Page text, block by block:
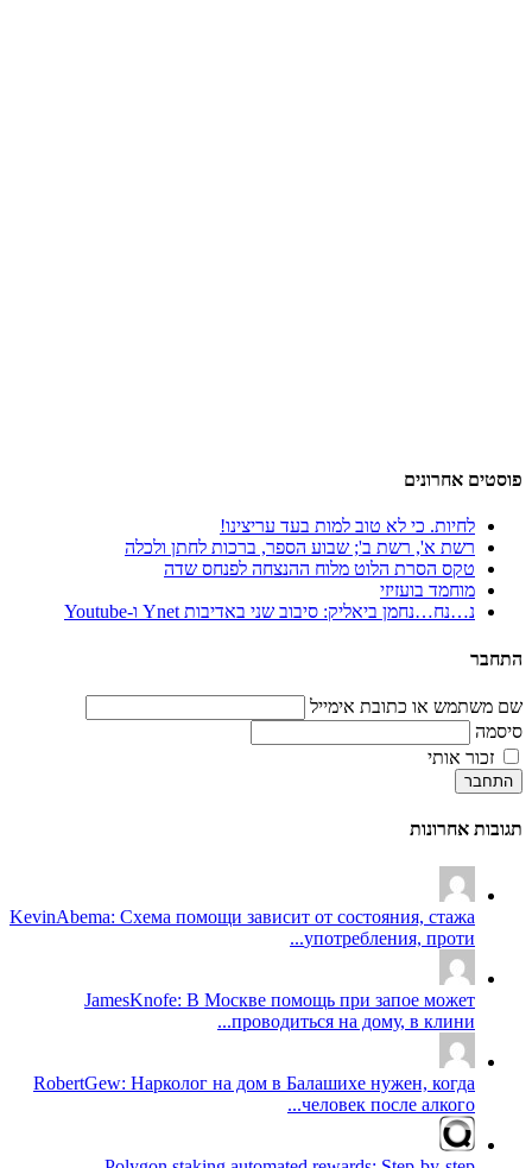
פוסטים אחרונים
לחיות. כי לא טוב למות בעד עריצינו!
רשת א', רשת ב'; שבוע הספר, ברכות לחתן ולכלה
טקס הסרת הלוט מלוח ההנצחה לפנחס שדה
מוחמד בועזיזי
נ…נח…נחמן ביאליק: סיבוב שני באדיבות Ynet ו-Youtube
התחבר
שם משתמש או כתובת אימייל
סיסמה
זכור אותי
התחבר
תגובות אחרונות
KevinAbema: Схема помощи зависит от состояния, стажа
употребления, проти...
JamesKnofe: В Москве помощь при запое может
проводиться на дому, в клини...
RobertGew: Нарколог на дом в Балашихе нужен, когда
человек после алкого...